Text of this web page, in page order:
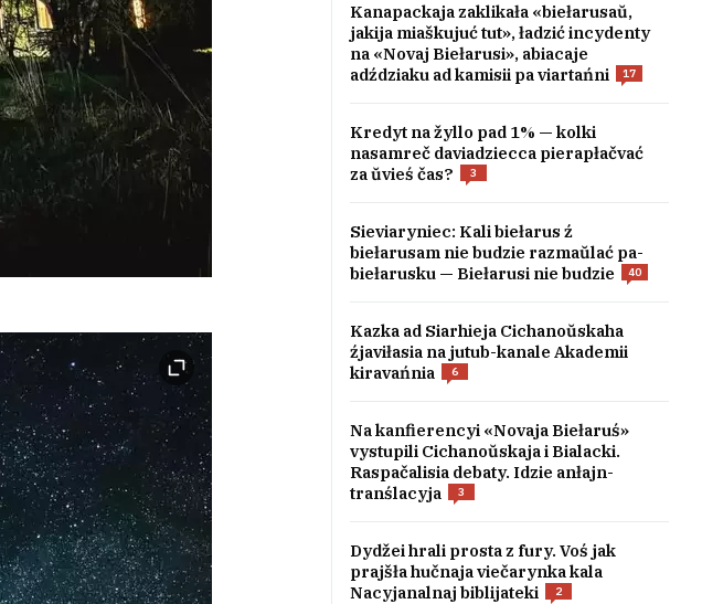
Kanapackaja zaklikała «biełarusaŭ,
jakija miaškujuć tut», ładzić incydenty
na «Novaj Biełarusi», abiacaje
adździaku ad kamisii pa viartańni
17
Kredyt na žyllo pad 1% — kolki
nasamreč daviadziecca pierapłačvać
za ŭvieś čas?
3
Sieviaryniec: Kali biełarus ź
biełarusam nie budzie razmaŭlać pa-
biełarusku — Biełarusi nie budzie
40
Kazka ad Siarhieja Cichanoŭskaha
źjaviłasia na jutub-kanale Akademii
kiravańnia
6
Na kanfierencyi «Novaja Biełaruś»
vystupili Cichanoŭskaja i Bialacki.
Raspačalisia debaty. Idzie anłajn-
tranślacyja
3
Dydžei hrali prosta z fury. Voś jak
prajšła hučnaja viečarynka kala
Nacyjanalnaj biblijateki
2